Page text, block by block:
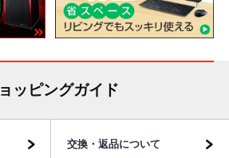
ッピングガイド
交換・返品について